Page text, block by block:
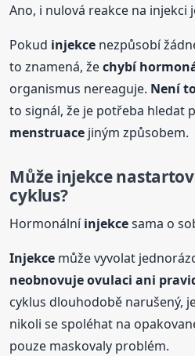
Ano, i nulová reakce na injekci
Pokud injekce nezpůsobí
to znamená, žechybí
organismus nereaguje. Není
to signál, že je potřeba hledat
menstruace jiným způsobem.
Můžeinjekce
cyklus?
Hormonálníinjekcesama o
Injekce může vyvolat
neobnovuje ovulaci ani
cyklus dlouhodobě narušený,
nikoli se spoléhat na
pouze maskovaly problém.